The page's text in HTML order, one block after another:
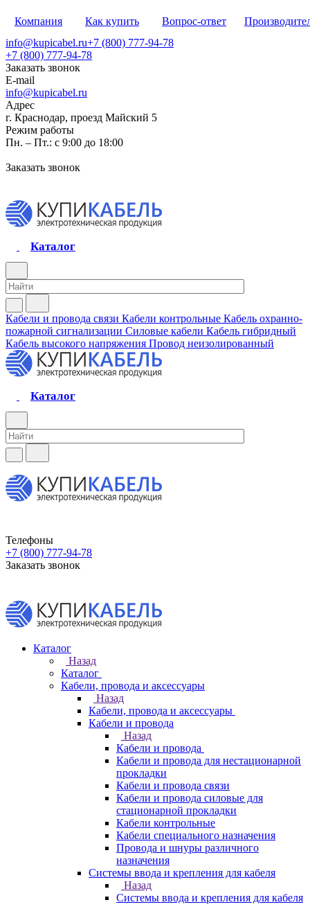
Компания Как купить Вопрос-ответ
info@kupicabel.ru+7 (800) 777-94-78
+7 (800) 777-94-78
Заказать звонок
E-mail
info@kupicabel.ru
Адрес
г. Краснодар, проезд Майский 5
Режим работы
Пн. – Пт.: с 9:00 до 18:00
Заказать звонок
Каталог
Кабели и провода связи Кабели контрольные Кабель охранно-
пожарной сигнализации Силовые кабели Кабель гибридный
Кабель высокого напряжения Провод неизолированный
Каталог
Телефоны
+7 (800) 777-94-78
Заказать звонок
Каталог
Назад
Каталог
Кабели, провода и аксессуары
Назад
Кабели, провода и аксессуары
Кабели и провода
Назад
Кабели и провода
Кабели и провода для нестационарной
прокладки
Кабели и провода связи
Кабели и провода силовые для
стационарной прокладки
Кабели контрольные
Кабели специального назначения
Провода и шнуры различного
назначения
Системы ввода и крепления для кабеля
Назад
Системы ввода и крепления для кабеля